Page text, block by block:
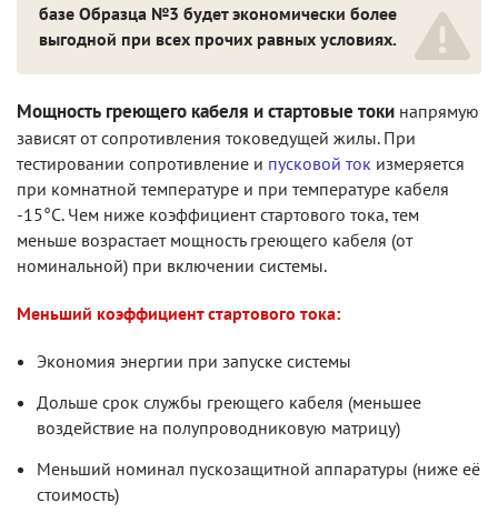
базе Образца №3 будет экономически более
выгодной при всех прочих равных условиях.
Мощность греющего кабеля и стартовые токи напрямую
зависят от сопротивления токоведущей жилы. При
тестировании сопротивление и пусковой ток измеряется
при комнатной температуре и при температуре кабеля
-15°С. Чем ниже коэффициент стартового тока, тем
меньше возрастает мощность греющего кабеля (от
номинальной) при включении системы.
Меньший коэффициент стартового тока:
Экономия энергии при запуске системы
Дольше срок службы греющего кабеля (меньшее
воздействие на полупроводниковую матрицу)
Меньший номинал пускозащитной аппаратуры (ниже её
стоимость)